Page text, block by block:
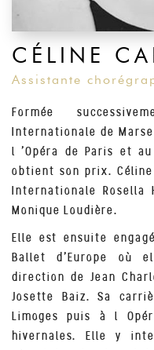
CÉLINE
Assistante
Formée
Internationale de
l ’Opéra de Paris et
obtient son prix.
Internationale
Monique Loudière.
Elle est ensuite
Ballet d’Europe où
direction de Jean
Josette Baiz. Sa
Limoges puis à l
hivernales. Elle y